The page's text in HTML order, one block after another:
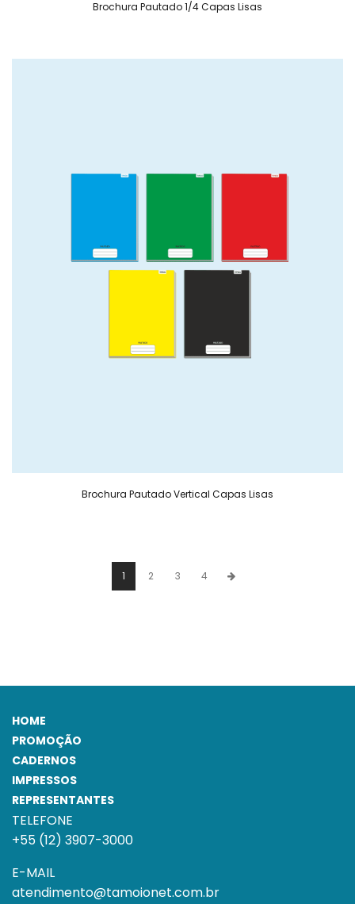
Brochura Pautado 1/4 Capas Lisas
Brochura Pautado Vertical Capas Lisas
1 2 3 4
HOME
PROMOÇÃO
CADERNOS
IMPRESSOS
REPRESENTANTES
TELEFONE
+55 (12) 3907-3000
E-MAIL
atendimento@tamoionet.com.br